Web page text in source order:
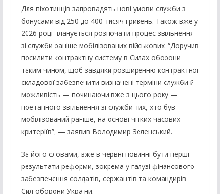
Для піхотинців запровадять нові умови служби з
бонусами від 250 до 400 тисяч гривень. Також вже у
2026 році планується розпочати процес звільнення
зі служби раніше мобілізованих військових. “Доручив
посилити контрактну систему в Силах оборони
таким чином, щоб завдяки розширенню контрактної
складової забезпечити визначені терміни служби й
можливість — починаючи вже з цього року —
поетапного звільнення зі служби тих, хто був
мобілізований раніше, на основі чітких часових
критеріїв”, — заявив Володимир Зеленський.
За його словами, вже в червні повинні бути перші
результати реформи, зокрема у галузі фінансового
забезпечення солдатів, сержантів та командирів
Сил оборони України.